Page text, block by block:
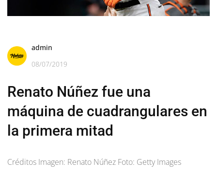
admin
08/07/2019
Renato Núñez fue una
máquina de cuadrangulares en
la primera mitad
Créditos Imagen: Renato Núñez Foto: Getty Images